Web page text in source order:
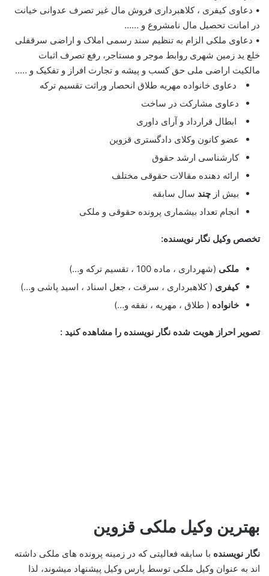
• دعاوی کیفری ، کلاهبرداری فروش مال غیر تصرف عدوانی خیانت
در امانت تحصیل مال نامشروع و ……
• دعاوی ملکی الزام به تنظیم سند رسمی املاک و اراضی سرقفلی
خلع ید زمین شهری روابط موجر و مستاجر، رفع تصرف اثبات
مالکیت اراضی ملی حق کسب و پیشه و تجارت افراز و تفکیک و …..
دعاوی خانواده مهریه طلاق انحصار وراثت تقسیم ترکه
دعاوی مشارکت در ساخت
ابطال قرارداد و آرای داوری
عضو کانون وکلای دادگستری قزوین
کارشناسی ارشد حقوق
ارائه دهنده مقالات حقوقی مختلف
بیش از چند سال سابقه
انجام تعداد بیشماری پرونده حقوقی و ملکی
تخصص وکیل نگار نویسنده:
ملکی (شهرداری ، ماده 100 ، تقسیم ترکه و…)
کیفری ( کلاهبرداری ، سرقت ، جعل اسناد ، اسید پاشی و…)
خانواده ( طلاق ، مهریه ، نفقه و…)
تصویر احراز هویت شده نگار نویسنده را مشاهده کنید :
بهترین وکیل ملکی قزوین
نگار نویسنده با سابقه فعالیتی که در زمینه پرونده های ملکی داشته
اند به عنوان وکیل ملکی توسط پارس وکیل پیشنهاد میشوند، لذا